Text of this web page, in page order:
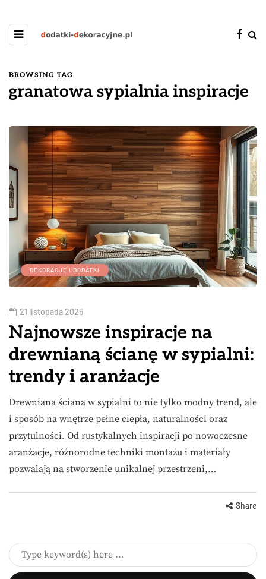
BROWSING TAG
granatowa sypialnia inspiracje
DEKORACJE I DODATKI
21 listopada 2025
Najnowsze inspiracje na
drewnianą ścianę w sypialni:
trendy i aranżacje
Drewniana ściana w sypialni to nie tylko modny trend, ale
i sposób na wnętrze pełne ciepła, naturalności oraz
przytulności. Od rustykalnych inspiracji po nowoczesne
aranżacje, różnorodne techniki montażu i materiały
pozwalają na stworzenie unikalnej przestrzeni,…
Share